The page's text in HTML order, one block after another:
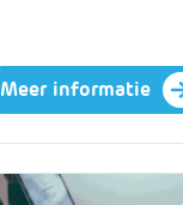
Meer informatie